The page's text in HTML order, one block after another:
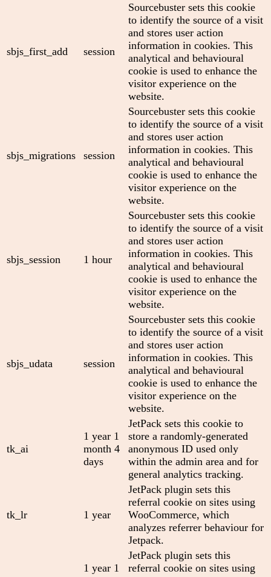
sbjs_first_add session
Sourcebuster sets this cookie
to identify the source of a visit
and stores user action
information in cookies. This
analytical and behavioural
cookie is used to enhance the
visitor experience on the
website.
sbjs_migrations session
Sourcebuster sets this cookie
to identify the source of a visit
and stores user action
information in cookies. This
analytical and behavioural
cookie is used to enhance the
visitor experience on the
website.
sbjs_session 1 hour
Sourcebuster sets this cookie
to identify the source of a visit
and stores user action
information in cookies. This
analytical and behavioural
cookie is used to enhance the
visitor experience on the
website.
sbjs_udata session
Sourcebuster sets this cookie
to identify the source of a visit
and stores user action
information in cookies. This
analytical and behavioural
cookie is used to enhance the
visitor experience on the
website.
tk_ai
1 year 1
month 4
days
JetPack sets this cookie to
store a randomly-generated
anonymous ID used only
within the admin area and for
general analytics tracking.
tk_lr 1 year
JetPack plugin sets this
referral cookie on sites using
WooCommerce, which
analyzes referrer behaviour for
Jetpack.
1 year 1
JetPack plugin sets this
referral cookie on sites using